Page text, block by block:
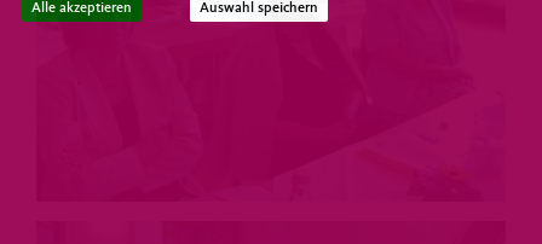
Alle akzeptieren Auswahl speichern